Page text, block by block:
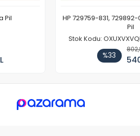
Pil
HP 729759-831,
Pil
Stok Kodu:
%33